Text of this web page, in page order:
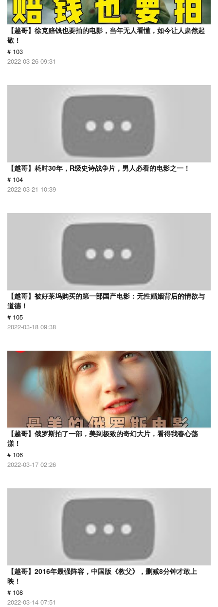
【越哥】徐克赔钱也要拍的电影，当年无人看懂，如今让人肃然起
敬！
# 103
2022-03-26 09:31
【越哥】耗时30年，R级史诗战争片，男人必看的电影之一！
# 104
2022-03-21 10:39
【越哥】被好莱坞购买的第一部国产电影：无性婚姻背后的情欲与
道德！
# 105
2022-03-18 09:38
【越哥】俄罗斯拍了一部，美到极致的奇幻大片，看得我春心荡
漾！
# 106
2022-03-17 02:26
【越哥】2016年最强阵容，中国版《教父》，删减8分钟才敢上
映！
# 108
2022-03-14 07:51